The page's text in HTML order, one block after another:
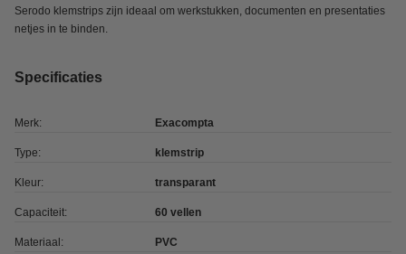
Serodo klemstrips zijn ideaal om werkstukken, documenten en presentaties
netjes in te binden.
Specificaties
Merk: Exacompta
Type: klemstrip
Kleur: transparant
Capaciteit: 60 vellen
Materiaal: PVC